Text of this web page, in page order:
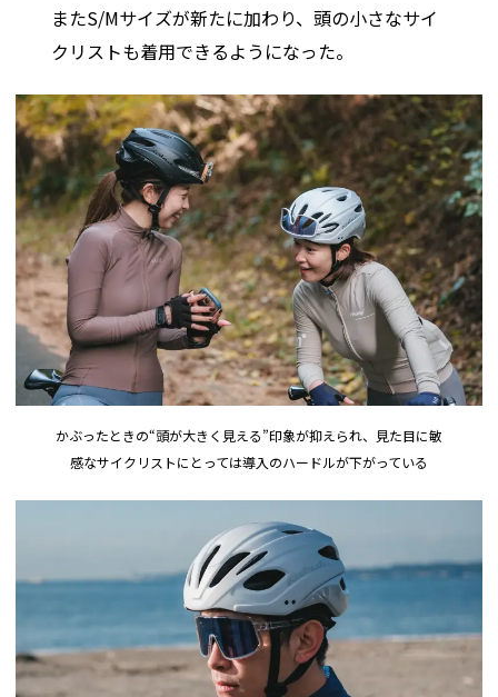
またS/Mサイズが新たに加わり、頭の小さなサイ
クリストも着用できるようになった。
かぶったときの“頭が大きく見える”印象が抑えられ、見た目に敏
感なサイクリストにとっては導入のハードルが下がっている